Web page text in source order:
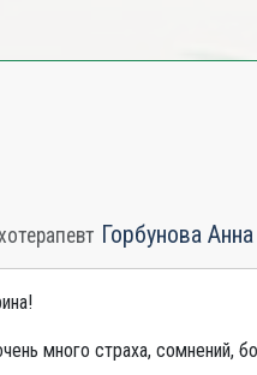
Горбунова Анна
много страха, сомнений,